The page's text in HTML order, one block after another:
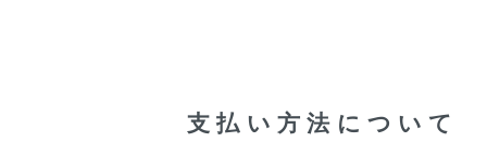
支払い方法について